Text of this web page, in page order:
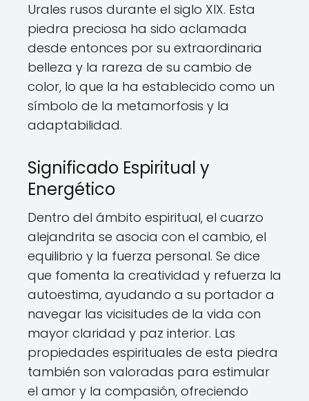
Urales rusos durante el siglo XIX. Esta
piedra preciosa ha sido aclamada
desde entonces por su extraordinaria
belleza y la rareza de su cambio de
color, lo que la ha establecido como un
símbolo de la metamorfosis y la
adaptabilidad.
Significado Espiritual y
Energético
Dentro del ámbito espiritual, el cuarzo
alejandrita se asocia con el cambio, el
equilibrio y la fuerza personal. Se dice
que fomenta la creatividad y refuerza la
autoestima, ayudando a su portador a
navegar las vicisitudes de la vida con
mayor claridad y paz interior. Las
propiedades espirituales de esta piedra
también son valoradas para estimular
el amor y la compasión, ofreciendo